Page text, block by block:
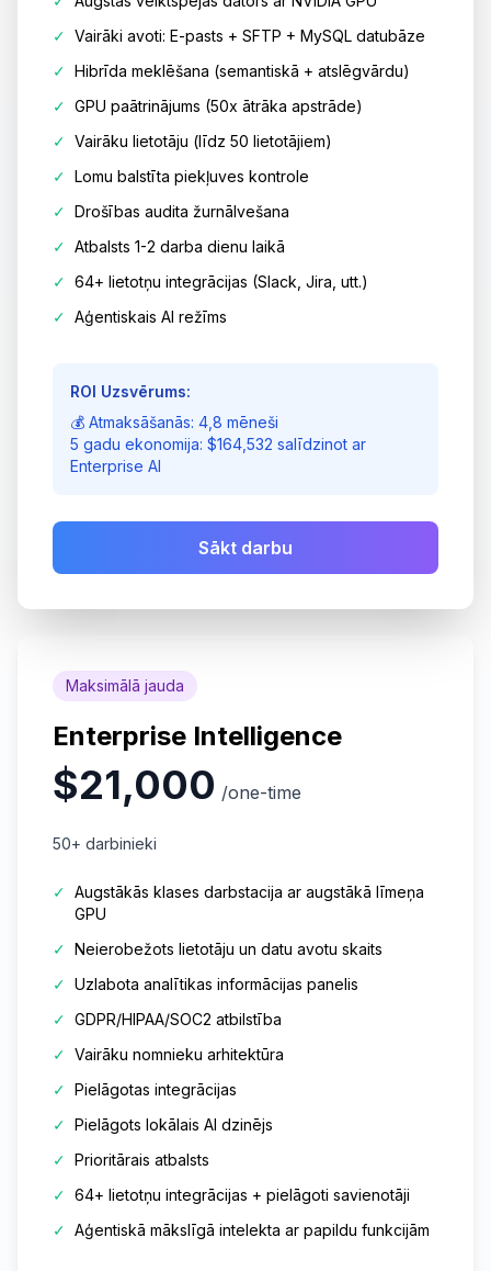
✓ Vairāki avoti: E-pasts + SFTP + MySQL datubāze
✓ Hibrīda meklēšana (semantiskā + atslēgvārdu)
✓ GPU paātrinājums (50x ātrāka apstrāde)
✓ Vairāku lietotāju (līdz 50 lietotājiem)
✓ Lomu balstīta piekļuves kontrole
✓ Drošības audita žurnālvešana
✓ Atbalsts 1-2 darba dienu laikā
✓ 64+ lietotņu integrācijas (Slack, Jira, utt.)
✓ Aģentiskais AI režīms
ROI Uzsvērums:
💰 Atmaksāšanās: 4,8 mēneši
5 gadu ekonomija: $164,532 salīdzinot ar
Enterprise AI
Sākt darbu
Maksimālā jauda
Enterprise Intelligence
$21,000 /one-time
50+ darbinieki
✓ Augstākās klases darbstacija ar augstākā līmeņa
GPU
✓ Neierobežots lietotāju un datu avotu skaits
✓ Uzlabota analītikas informācijas panelis
✓ GDPR/HIPAA/SOC2 atbilstība
✓ Vairāku nomnieku arhitektūra
✓ Pielāgotas integrācijas
✓ Pielāgots lokālais AI dzinējs
✓ Prioritārais atbalsts
✓ 64+ lietotņu integrācijas + pielāgoti savienotāji
✓ Aģentiskā mākslīgā intelekta ar papildu funkcijām